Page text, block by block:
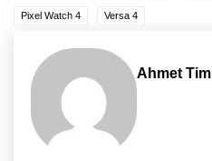
Pixel Watch 4 Versa 4
Ahmet